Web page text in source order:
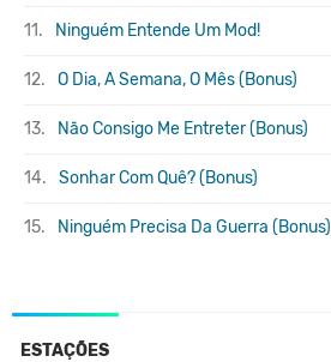
11. Ninguém Entende Um Mod!
12. O Dia, A Semana, O Mês (Bonus)
13. Não Consigo Me Entreter (Bonus)
14. Sonhar Com Quê? (Bonus)
15. Ninguém Precisa Da Guerra (Bonus)
ESTAÇÕES